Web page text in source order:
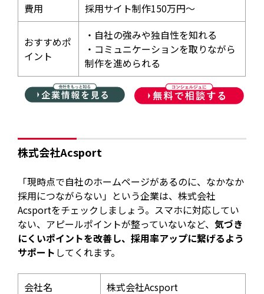
費用
採用サイト制作150万円～
おすすめポ
イント
・自社の強みや独自性を知れる
・コミュニケーションを取りながら
制作を進められる
株式会社Acsport
「現時点で自社のホームページがあるのに、なかなか
採用につながらない」という企業は、株式会社
Acsportをチェックしましょう。スマホに対応してい
ない、アピールポイントが整っていないなど、気づき
にくいポイントを改善し、採用率アップに繋げるよう
サポート してくれます。
会社名 株式会社Acsport